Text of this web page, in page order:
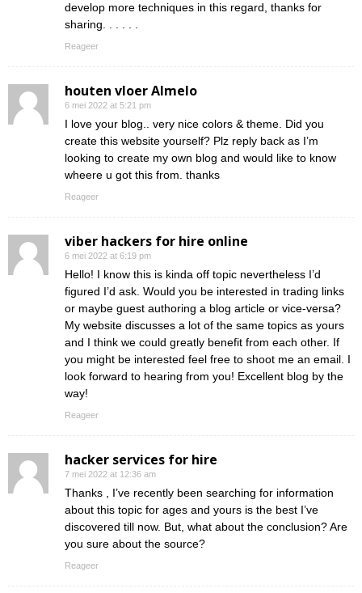
develop more techniques in this regard, thanks for
sharing. . . . . .
Reageer
houten vloer Almelo
6 mei 2022 at 5:21 pm
I love your blog.. very nice colors & theme. Did you
create this website yourself? Plz reply back as I’m
looking to create my own blog and would like to know
wheere u got this from. thanks
Reageer
viber hackers for hire online
6 mei 2022 at 6:19 pm
Hello! I know this is kinda off topic nevertheless I’d
figured I’d ask. Would you be interested in trading links
or maybe guest authoring a blog article or vice-versa?
My website discusses a lot of the same topics as yours
and I think we could greatly benefit from each other. If
you might be interested feel free to shoot me an email. I
look forward to hearing from you! Excellent blog by the
way!
Reageer
hacker services for hire
7 mei 2022 at 12:36 am
Thanks , I’ve recently been searching for information
about this topic for ages and yours is the best I’ve
discovered till now. But, what about the conclusion? Are
you sure about the source?
Reageer